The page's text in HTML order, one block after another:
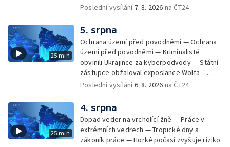
vody ke koupání — Zavlažování zeleniny v
Kempování v horkém počasí — Výběr ze
sociálních sítí Události Ostrava — Zkoumání
horka na zastávkách MHD — Promítání filmu
Odyssea z 35 mm pásu
Poslední vysílání 7. 8. 2026 na ČT24
25 min
5. srpna
Ochrana území před povodněmi — Ochrana
území před povodněmi — Kriminalisté
obvinili Ukrajince za kyberpodvody — Státní
zástupce obžaloval exposlance Wolfa —
Péče o hospodářská zvířata ve vedrech —
depozitu Vlastivědného muzea Olomouc —
Zakládání nových dětských skupin — Výběr
ze sociálních sítí Události Ostrava — Tresty
pro fotbalisty za korupci — Po stopách
Gebharda Blüchera
Poslední vysílání6. 8. 2026 na ČT24
25 min
4. srpna
Dopad veder na vrcholící žně — Práce v
extrémních vedrech — Tropické dny a
zákoník práce — Horké počasí zvyšuje riziko